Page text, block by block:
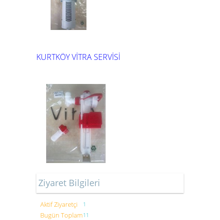
KURTKÖY VİTRA SERVİSİ
Ziyaret Bilgileri
Aktif Ziyaretçi 1
Bugün Toplam11